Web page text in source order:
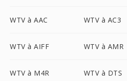
WTV à AAC WTV à AC3
WTV à AIFF WTV à AMR
WTV à M4R WTV à DTS